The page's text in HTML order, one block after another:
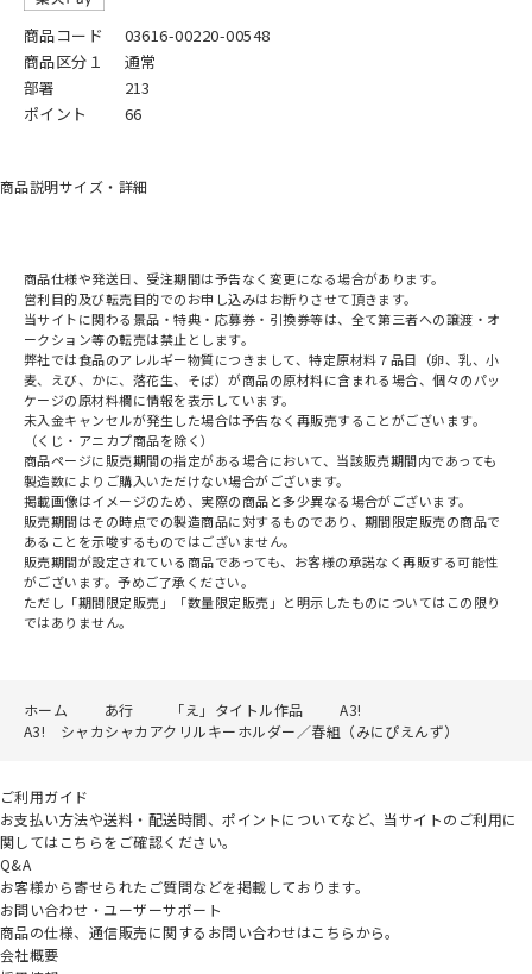
商品コード
03616-00220-00548
商品区分１
通常
部署
213
ポイント
66
商品説明サイズ・詳細
商品仕様や発送日、受注期間は予告なく変更になる場合があります。
営利目的及び転売目的でのお申し込みはお断りさせて頂きます。
当サイトに関わる景品・特典・応募券・引換券等は、全て第三者への譲渡・オ
ークション等の転売は禁止とします。
弊社では食品のアレルギー物質につきまして、特定原材料７品目（卵、乳、小
麦、えび、かに、落花生、そば）が商品の原材料に含まれる場合、個々のパッ
ケージの原材料欄に情報を表示しています。
未入金キャンセルが発生した場合は予告なく再販売することがございます。
（くじ・アニカプ商品を除く）
商品ページに販売期間の指定がある場合において、当該販売期間内であっても
製造数によりご購入いただけない場合がございます。
掲載画像はイメージのため、実際の商品と多少異なる場合がございます。
販売期間はその時点での製造商品に対するものであり、期間限定販売の商品で
あることを示唆するものではございません。
販売期間が設定されている商品であっても、お客様の承諾なく再販する可能性
がございます。予めご了承ください。
ただし「期間限定販売」「数量限定販売」と明示したものについてはこの限り
ではありません。
ホーム あ行 「え」タイトル作品
A3!
A3! シャカシャカアクリルキーホルダー／春組（みにぴえんず）
ご利用ガイド
お支払い方法や送料・配送時間、ポイントについてなど、当サイトのご利用に
関してはこちらをご確認ください。
Q&A
お客様から寄せられたご質問などを掲載しております。
お問い合わせ・ユーザーサポート
商品の仕様、通信販売に関するお問い合わせはこちらから。
会社概要